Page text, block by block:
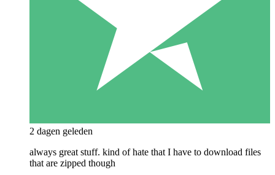
2 dagen geleden
always great stuff. kind of hate that I have to download files
that are zipped though